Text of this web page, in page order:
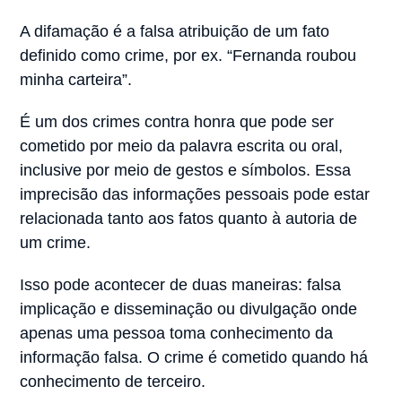
A difamação é a falsa atribuição de um fato
definido como crime, por ex. “Fernanda roubou
minha carteira”.
É um dos crimes contra honra que pode ser
cometido por meio da palavra escrita ou oral,
inclusive por meio de gestos e símbolos. Essa
imprecisão das informações pessoais pode estar
relacionada tanto aos fatos quanto à autoria de
um crime.
Isso pode acontecer de duas maneiras: falsa
implicação e disseminação ou divulgação onde
apenas uma pessoa toma conhecimento da
informação falsa. O crime é cometido quando há
conhecimento de terceiro.